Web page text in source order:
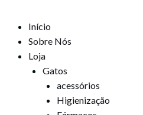
Início
Sobre Nós
Loja
Gatos
acessórios
Higienização